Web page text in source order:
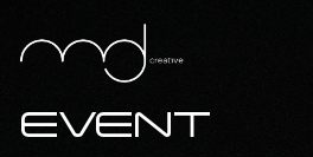
EVENT